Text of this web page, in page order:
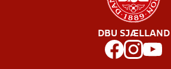
DBU SJÆLLAND